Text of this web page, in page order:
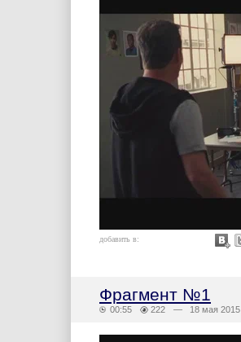
добавить в:
Фрагмент №1
00:55 222 — 18 мая 2015